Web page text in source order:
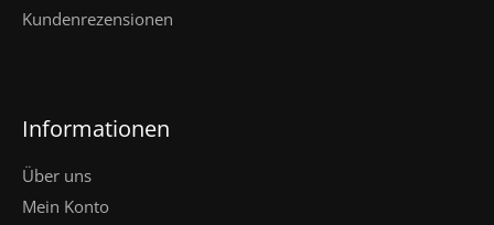
Kundenrezensionen
Informationen
Über uns
Mein Konto